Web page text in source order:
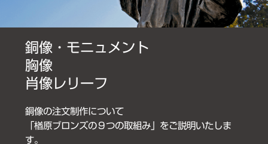
銅像 ・ モニ ュ メ ン ト
胸像
肖像 レ リ ーフ
銅像の注文制作について
「楢原ブロンズの９つの取組み」をご説明いたしま
す。